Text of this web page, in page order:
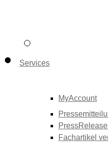
Services
MyAccount
Fachartikel